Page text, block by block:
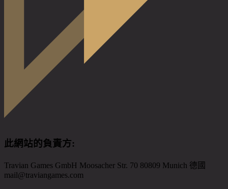
此網站的負責方:
Travian Games GmbH Moosacher Str. 70 80809 Munich 德國
mail@traviangames.com